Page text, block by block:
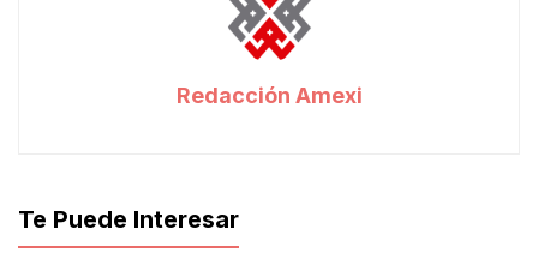
Redacción Amexi
Te Puede Interesar